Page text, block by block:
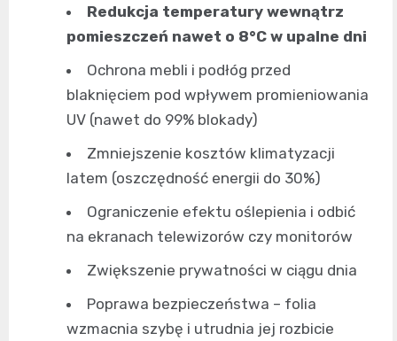
Redukcja temperatury wewnątrz
pomieszczeń nawet o 8°C w upalne dni
Ochrona mebli i podłóg przed
blaknięciem pod wpływem promieniowania
UV (nawet do 99% blokady)
Zmniejszenie kosztów klimatyzacji
latem (oszczędność energii do 30%)
Ograniczenie efektu oślepienia i odbić
na ekranach telewizorów czy monitorów
Zwiększenie prywatności w ciągu dnia
Poprawa bezpieczeństwa – folia
wzmacnia szybę i utrudnia jej rozbicie